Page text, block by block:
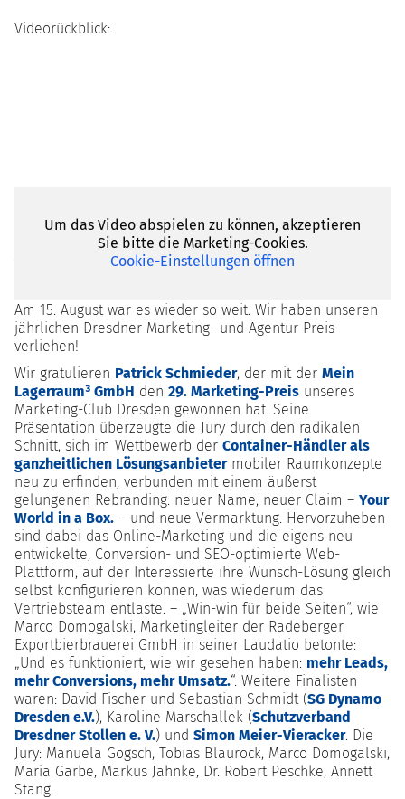
Videorückblick:
Um das Video abspielen zu können, akzeptieren
Sie bitte die Marketing-Cookies.
Cookie-Einstellungen öffnen
And the winner is...
Am 15. August war es wieder so weit: Wir haben unseren
jährlichen Dresdner Marketing- und Agentur-Preis
verliehen!
Wir gratulieren Patrick Schmieder, der mit der Mein
Lagerraum³ GmbH den 29. Marketing-Preis unseres
Marketing-Club Dresden gewonnen hat. Seine
Präsentation überzeugte die Jury durch den radikalen
Schnitt, sich im Wettbewerb der Container-Händler als
ganzheitlichen Lösungsanbietermobiler Raumkonzepte
neu zu erfinden, verbunden mit einem äußerst
gelungenen Rebranding: neuer Name, neuer Claim – Your
World in a Box. – und neue Vermarktung. Hervorzuheben
sind dabei das Online-Marketing und die eigens neu
entwickelte, Conversion- und SEO-optimierte Web-
Plattform, auf der Interessierte ihre Wunsch-Lösung gleich
selbst konfigurieren können, was wiederum das
Vertriebsteam entlaste. – „Win-win für beide Seiten“, wie
Marco Domogalski, Marketingleiter der Radeberger
Exportbierbrauerei GmbH in seiner Laudatio betonte:
„Und es funktioniert, wie wir gesehen haben: mehr Leads,
mehr Conversions, mehr Umsatz.“. Weitere Finalisten
waren: David Fischer und Sebastian Schmidt (SG Dynamo
Dresden e.V.), Karoline Marschallek (Schutzverband
Dresdner Stollen e. V.) und Simon Meier-Vieracker. Die
Jury: Manuela Gogsch, Tobias Blaurock, Marco Domogalski,
Maria Garbe, Markus Jahnke, Dr. Robert Peschke, Annett
Stang.